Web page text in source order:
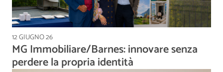
12 GIUGNO 26
MG Immobiliare/Barnes: innovare senza
perdere la propria identità